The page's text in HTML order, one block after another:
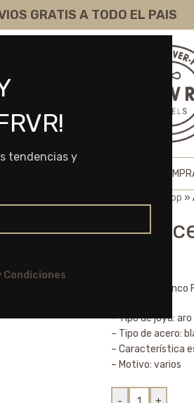
tendencias y
Condiciones
GRATIS A TODO EL PAIS
COMO
Shop »
Aro
Aro Acero
– Tipo de joya: aro
– Tipo de acero:
– Característica
– Motivo: varios